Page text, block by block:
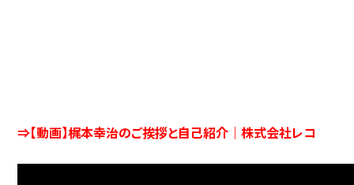
⇒【動画】梶本幸治のご挨拶と自己紹介｜株式会社レコ